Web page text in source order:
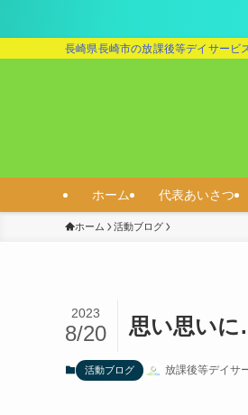
長崎県長崎市の放課後等デイサービ
ホーム 代表あいさつ
ホーム 活動ブログ
思い思い
2023
8/20
活動ブログ 放課後等デイサ